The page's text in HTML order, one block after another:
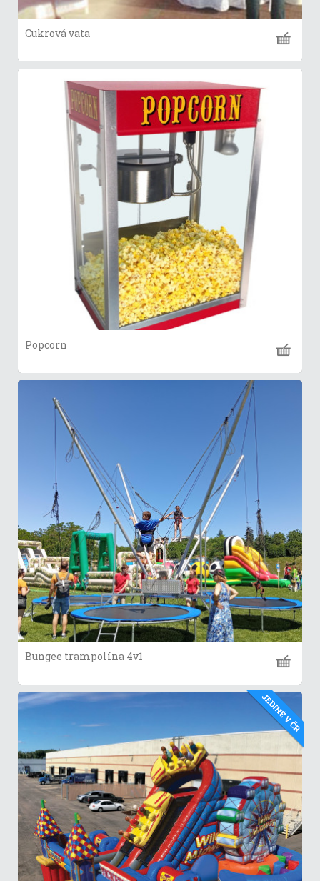
Cukrová vata
Popcorn
Bungee trampolína 4v1